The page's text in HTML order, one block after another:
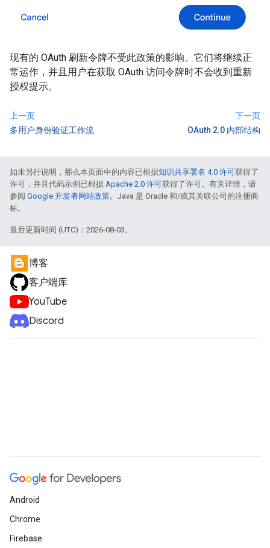
现有的 OAuth 刷新令牌不受此政策的影响。它们将继续正
常运作，并且用户在获取 OAuth 访问令牌时不会收到重新
授权提示。
上一页
多用户身份验证工作流
下一页
OAuth 2.0 内部结构
如未另行说明，那么本页面中的内容已根据知识共享署名 4.0 许可获得了
许可，并且代码示例已根据 Apache 2.0 许可获得了许可。有关详情，请
参阅 Google 开发者网站政策。Java 是 Oracle 和/或其关联公司的注册商
标。
最后更新时间 (UTC)：2026-08-03。
博客
客户端库
YouTube
Discord
Android
Chrome
Firebase